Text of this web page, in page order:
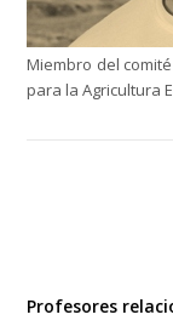
Miembro del
para la Agricultura
Profesores